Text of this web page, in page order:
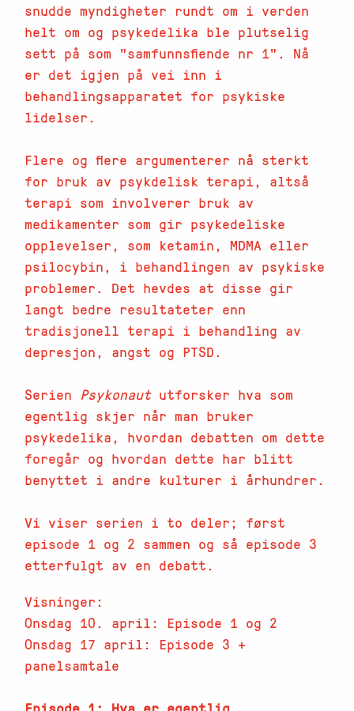
snudde myndigheter rundt om i verden
helt om og psykedelika ble plutselig
sett på som "samfunnsfiende nr 1". Nå
er det igjen på vei inn i
behandlingsapparatet for psykiske
lidelser.
Flere og flere argumenterer nå sterkt
for bruk av psykdelisk terapi, altså
terapi som involverer bruk av
medikamenter som gir psykedeliske
opplevelser, som ketamin, MDMA eller
psilocybin, i behandlingen av psykiske
problemer. Det hevdes at disse gir
langt bedre resultateter enn
tradisjonell terapi i behandling av
depresjon, angst og PTSD.
Serien Psykonaututforsker hva som
egentlig skjer når man bruker
psykedelika, hvordan debatten om dette
foregår og hvordan dette har blitt
benyttet i andre kulturer i århundrer.
Vi viser serien i to deler; først
episode 1 og 2 sammen og så episode 3
etterfulgt av en debatt.
Visninger:
Onsdag 10. april: Episode 1 og 2
Onsdag 17 april: Episode 3 +
panelsamtale